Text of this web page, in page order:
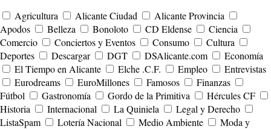
Agricultura
Alicante Ciudad
Alicante Provincia
Apodos
Belleza Bonoloto CD Eldense
Ciencia
Comercio
Conciertos y Eventos Consumo
Cultura
Deportes
Descargar DGT DSAlicante.com
Economía
El Tiempo en Alicante
Elche .C.F. Empleo
Entrevistas
Eurodreams
EuroMillones Famosos
Finanzas
Fútbol
Gastronomía Gordo de la Primitiva
Hércules CF
Historia
Internacional La Quiniela
Legal y Derecho
ListaSpam
Lotería Nacional Medio Ambiente
Moda y